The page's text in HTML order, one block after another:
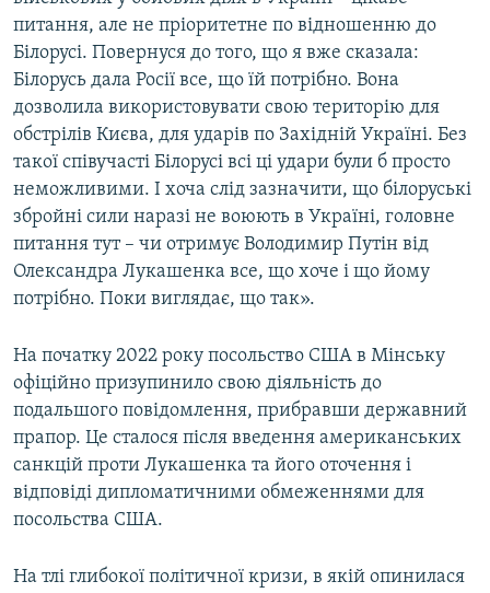
питання, але не пріоритетне по відношенню до
Білорусі. Повернуся до того, що я вже сказала:
Білорусь дала Росії все, що їй потрібно. Вона
дозволила використовувати свою територію для
обстрілів Києва, для ударів по Західній Україні. Без
такої співучасті Білорусі всі ці удари були б просто
неможливими. І хоча слід зазначити, що білоруські
збройні сили наразі не воюють в Україні, головне
питання тут – чи отримує Володимир Путін від
Олександра Лукашенка все, що хоче і що йому
потрібно. Поки виглядає, що так».
На початку 2022 року посольство США в Мінську
офіційно призупинило свою діяльність до
подальшого повідомлення, прибравши державний
прапор. Це сталося після введення американських
санкцій проти Лукашенка та його оточення і
відповіді дипломатичними обмеженнями для
посольства США.
На тлі глибокої політичної кризи, в якій опинилася